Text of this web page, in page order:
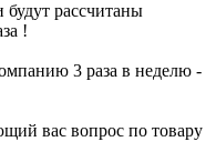
будут рассчитаны
!
3 раза в неделю -
вас вопрос по товару